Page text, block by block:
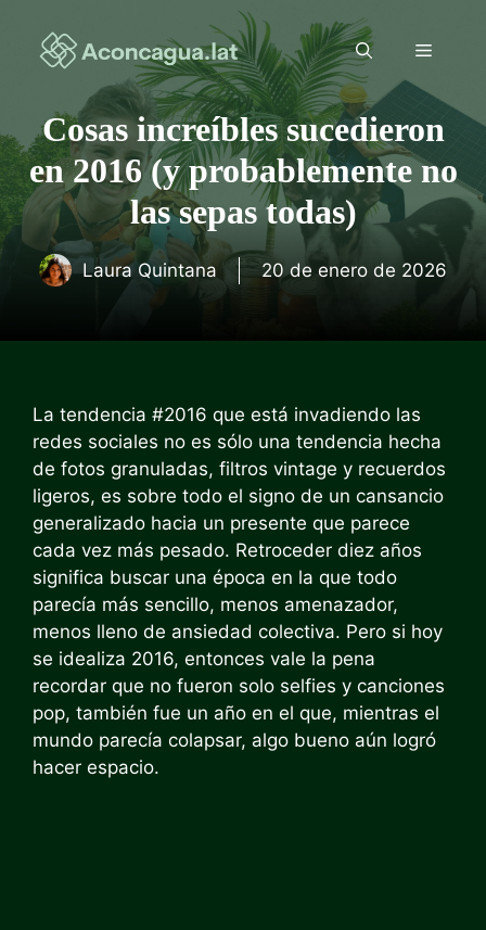
contenido
Menú
Cosas increíbles sucedieron
en 2016 (y probablemente no
las sepas todas)
Laura Quintana 20 de enero de 2026
La tendencia #2016 que está invadiendo las
redes sociales no es sólo una tendencia hecha
de fotos granuladas, filtros vintage y recuerdos
ligeros, es sobre todo el signo de un cansancio
generalizado hacia un presente que parece
cada vez más pesado. Retroceder diez años
significa buscar una época en la que todo
parecía más sencillo, menos amenazador,
menos lleno de ansiedad colectiva. Pero si hoy
se idealiza 2016, entonces vale la pena
recordar que no fueron solo selfies y canciones
pop, también fue un año en el que, mientras el
mundo parecía colapsar, algo bueno aún logró
hacer espacio.